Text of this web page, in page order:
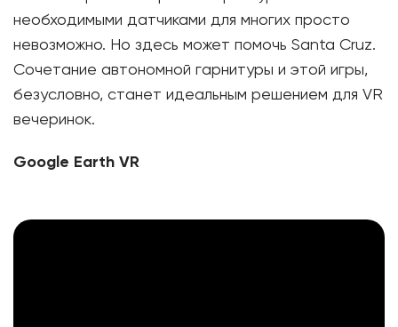
необходимыми датчиками для многих просто
невозможно. Но здесь может помочь Santa Cruz.
Сочетание автономной гарнитуры и этой игры,
безусловно, станет идеальным решением для VR
вечеринок.
Google Earth VR